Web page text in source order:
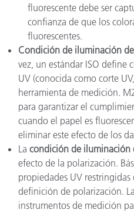
fluorescente debe ser
confianza de que los
fluorescentes.
Condición de iluminación
vez, un estándar ISO define
UV (conocida como corte
herramienta de medición.
para garantizar el
cuando el papel es
eliminar este efecto de los
La condición de iluminación
efecto de la polarización.
propiedades UV
definición de polarización.
instrumentos de medición